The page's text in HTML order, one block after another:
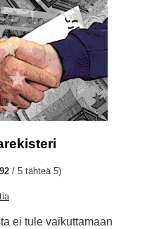
/ 5 tähteä 5)
ei tule vaikuttamaan